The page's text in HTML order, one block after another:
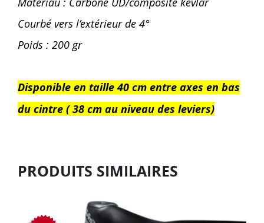
Courbé vers l’extérieur de 4°
Poids : 200 gr
Disponible en taille 40 cm entre axes en bas
du cintre ( 38 cm au niveau des leviers)
PRODUITS SIMILAIRES